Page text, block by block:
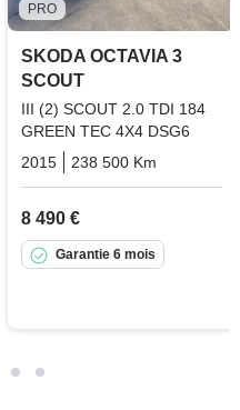
Diesel
PRO
SKODA OCTAVIA 3
SCOUT
III (2) SCOUT 2.0 TDI 184
GREEN TEC 4X4 DSG6
2015
238 500 Km
8 490 €
Garantie 6 mois